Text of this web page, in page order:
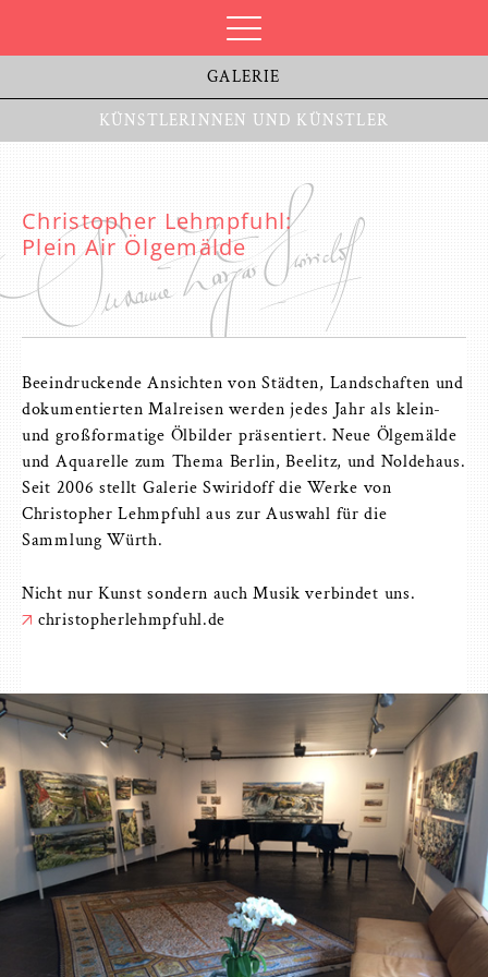
GALERIE
KÜNSTLERINNEN UND KÜNSTLER
Christopher Lehmpfuhl:
Plein Air Ölgemälde
Beeindruckende Ansichten von Städten, Landschaften und
dokumentierten Malreisen werden jedes Jahr als klein-
und großformatige Ölbilder präsentiert. Neue Ölgemälde
und Aquarelle zum Thema Berlin, Beelitz, und Noldehaus.
Seit 2006 stellt Galerie Swiridoff die Werke von
Christopher Lehmpfuhl aus zur Auswahl für die
Sammlung Würth.
Nicht nur Kunst sondern auch Musik verbindet uns.
christopherlehmpfuhl.de